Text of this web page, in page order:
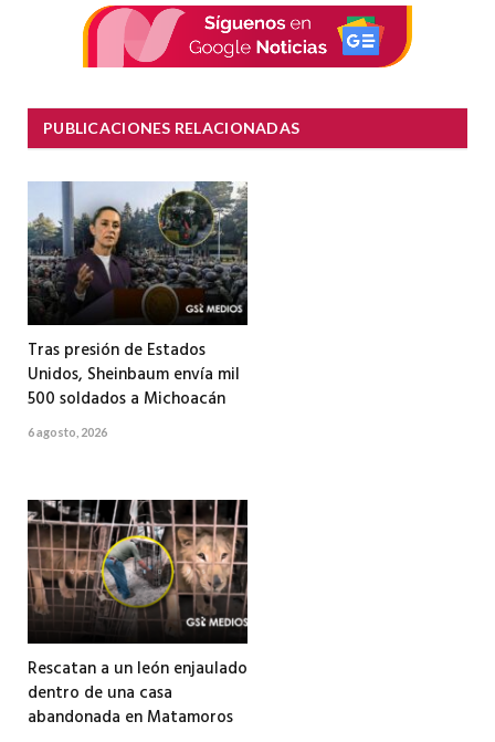
PUBLICACIONES RELACIONADAS
Tras presión de Estados
Unidos, Sheinbaum envía mil
500 soldados a Michoacán
6 agosto, 2026
Rescatan a un león enjaulado
dentro de una casa
abandonada en Matamoros